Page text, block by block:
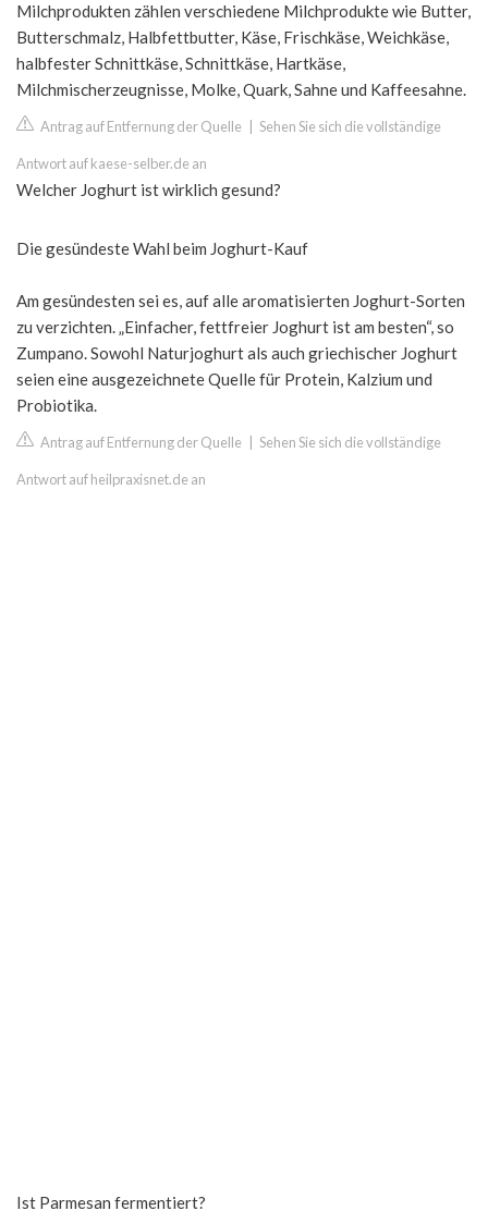
Milchprodukten zählen verschiedene Milchprodukte wie Butter,
Butterschmalz, Halbfettbutter, Käse, Frischkäse, Weichkäse,
halbfester Schnittkäse, Schnittkäse, Hartkäse,
Milchmischerzeugnisse, Molke, Quark, Sahne und Kaffeesahne.
Antrag auf Entfernung der Quelle Sehen Sie sich die vollständige
Antwort auf kaese-selber.de an
Welcher Joghurt ist wirklich gesund?
Die gesündeste Wahl beim Joghurt-Kauf
Am gesündesten sei es, auf alle aromatisierten Joghurt-Sorten
zu verzichten. „Einfacher, fettfreier Joghurt ist am besten“, so
Zumpano. Sowohl Naturjoghurt als auch griechischer Joghurt
seien eine ausgezeichnete Quelle für Protein, Kalzium und
Probiotika.
Antrag auf Entfernung der Quelle Sehen Sie sich die vollständige
Antwort auf heilpraxisnet.de an
Ist Parmesan fermentiert?